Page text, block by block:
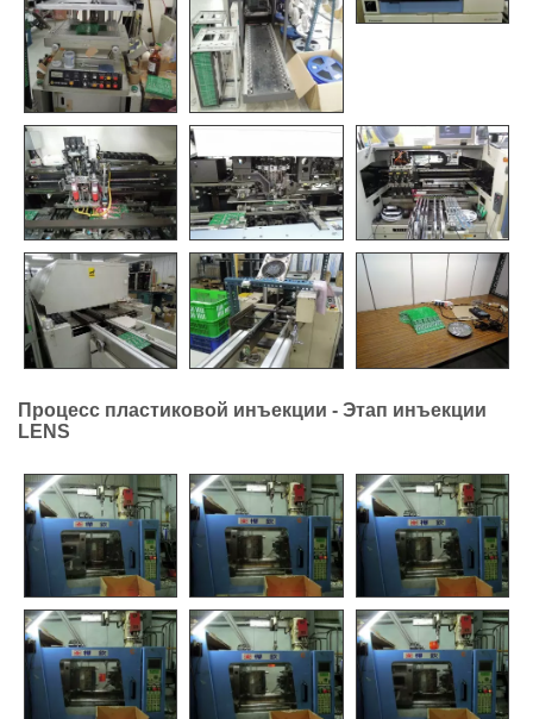
Процесс пластиковой инъекции - Этап инъекции
LENS